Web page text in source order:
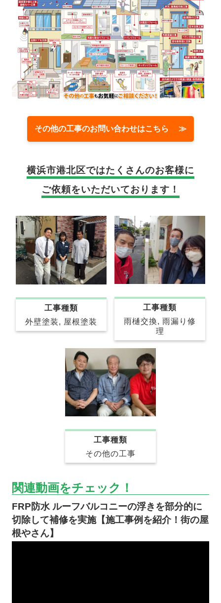
その他の工事のお問い合わせはこちら ≫
横浜市港北区ではたくさんのお客様に
ご依頼をいただいております！
工事種類
外壁塗装, 屋根塗装
工事種類
雨樋交換, 雨漏り修
理
工事種類
その他の工事
関連動画をチェック！
FRP防水 ルーフバルコニーの浮きを部分的に
切除して補修を実施【施工事例を紹介！街の屋
根やさん】